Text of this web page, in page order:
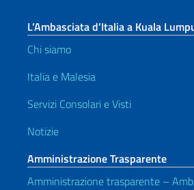
L’Ambasciata d’Italia a Kuala
Chi siamo
Italia e Malesia
Servizi Consolari e Visti
Notizie
Amministrazione Trasparente
Amministrazione trasparente –